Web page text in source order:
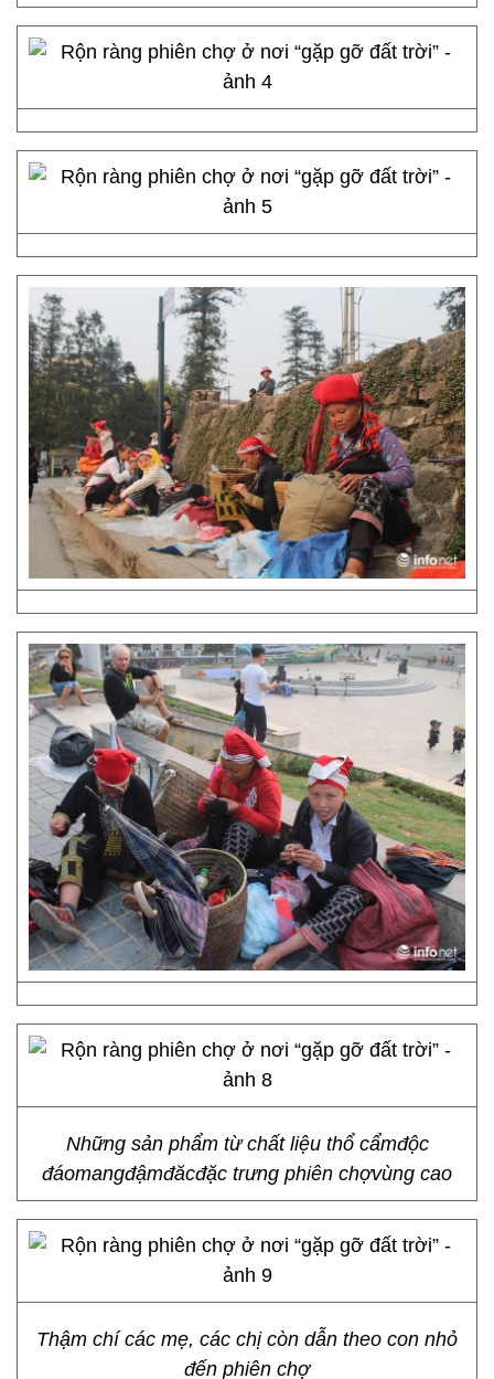
Những sản phẩm từ chất liệu thổ cẩmđộc
đáomangđậmđăcđặc trưng phiên chợvùng cao
Thậm chí các mẹ, các chị còn dẫn theo con nhỏ
đến phiên chợ